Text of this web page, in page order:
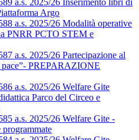
a.s. 2025/26 Inserimento libri di
Argo
a.s. 2025/26 Modalità operative
PNRR PCTO STEM e
a.s. 2025/26 Partecipazione al
pace”- PREPARAZIONE
a.s. 2025/26 Welfare Gite
Parco del Circeo e
a.s. 2025/26 Welfare Gite -